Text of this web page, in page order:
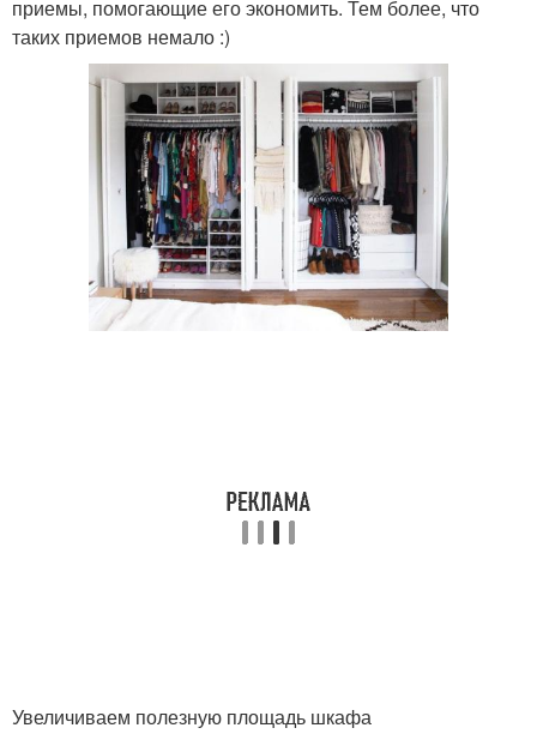
приемы, помогающие его экономить. Тем более, что
таких приемов немало :)
Увеличиваем полезную площадь шкафа